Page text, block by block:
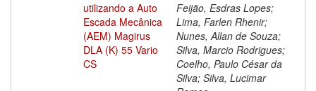
utilizando a Auto
Escada Mecânica
(AEM) Magirus
DLA (K) 55 Vario
CS
Feijão, Esdras Lopes;
Lima, Farlen Rhenir;
Nunes, Allan de Souza;
Silva, Marcio Rodrigues;
Coelho, Paulo César da
Silva; Silva, Lucimar